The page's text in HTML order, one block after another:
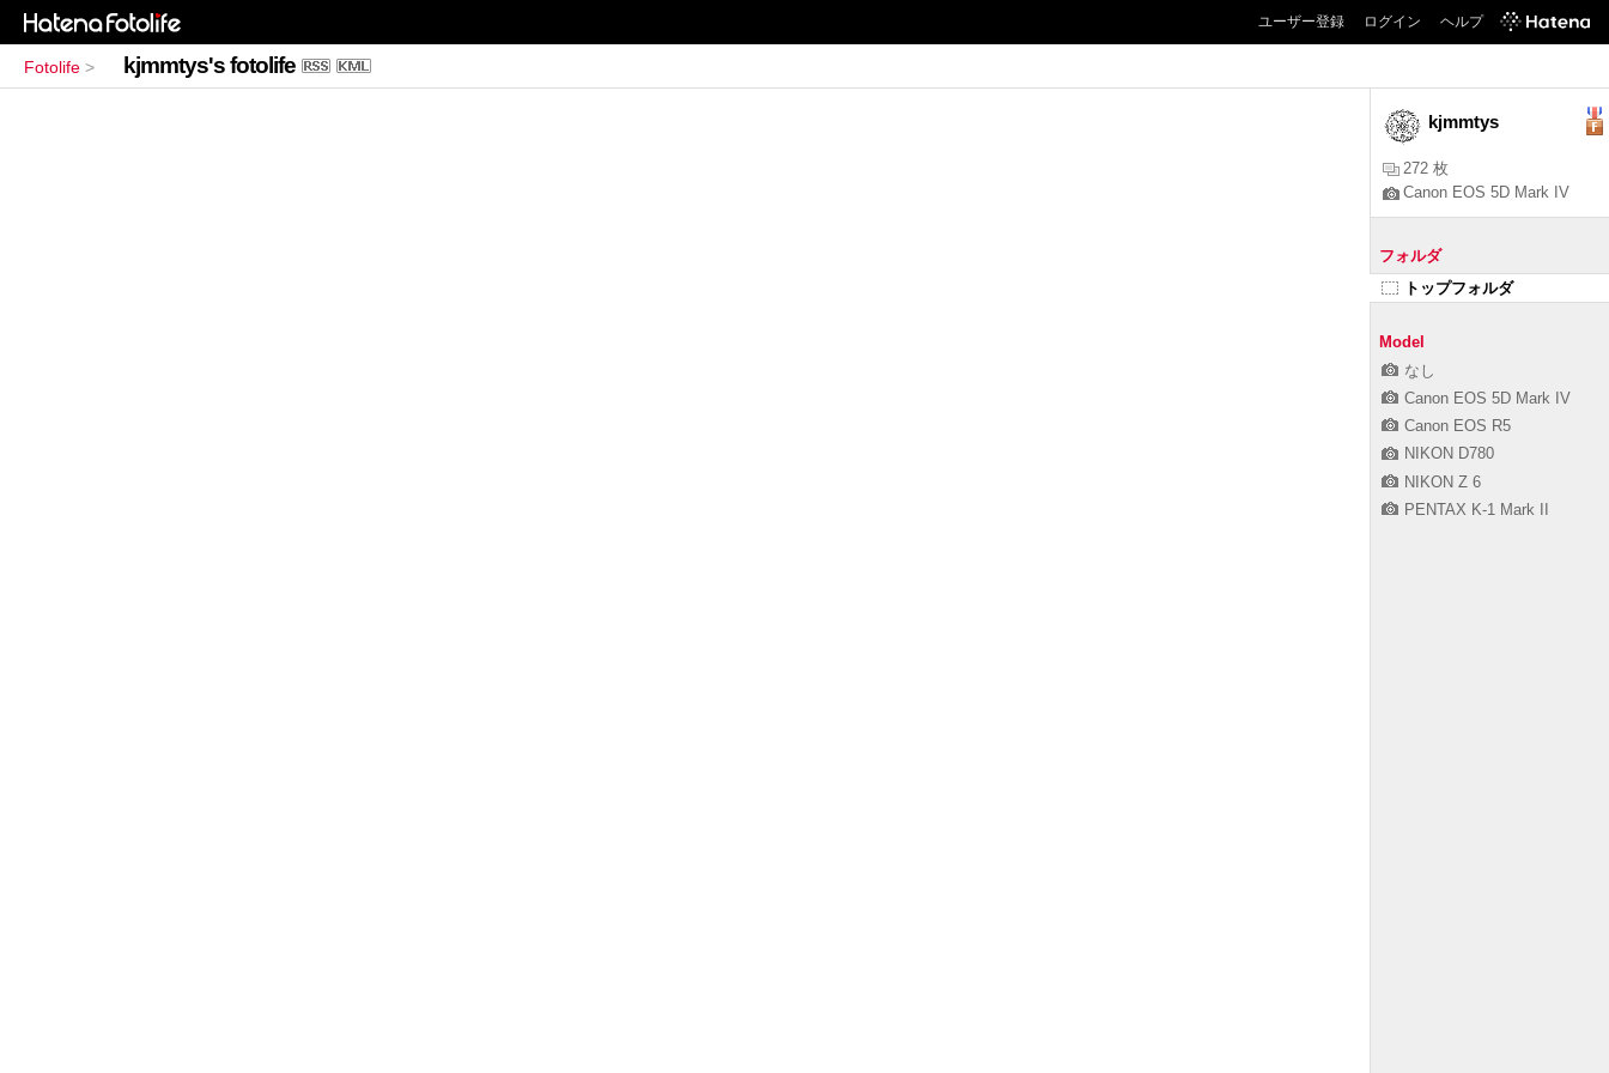
ユーザー登録 ログイン ヘルプ
Fotolife > kjmmtys's fotolife
kjmmtys
272 枚
Canon EOS 5D Mark IV
フォルダ
トップフォルダ
Model
なし
Canon EOS 5D Mark IV
Canon EOS R5
NIKON D780
NIKON Z 6
PENTAX K-1 Mark II